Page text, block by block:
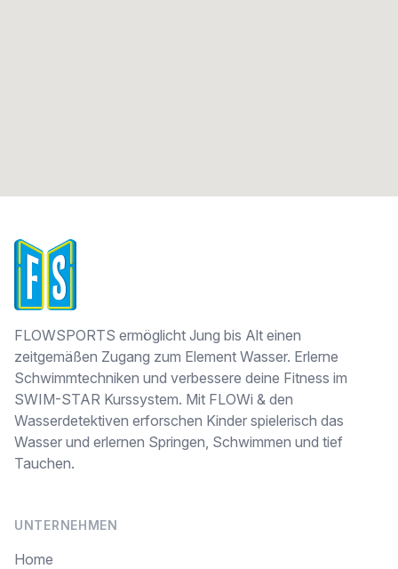
FLOWSPORTS ermöglicht Jung bis Alt einen
zeitgemäßen Zugang zum Element Wasser. Erlerne
Schwimmtechniken und verbessere deine Fitness im
SWIM-STAR Kurssystem. Mit FLOWi & den
Wasserdetektiven erforschen Kinder spielerisch das
Wasser und erlernen Springen, Schwimmen und tief
Tauchen.
UNTERNEHMEN
Home